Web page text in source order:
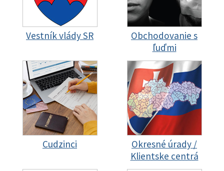
Vestník vlády SR
Obchodovanie s
ľuďmi
Cudzinci
Okresné úrady /
Klientske centrá